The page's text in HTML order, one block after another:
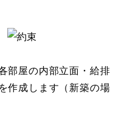
部屋の内部立面・給排
作成します（新築の場